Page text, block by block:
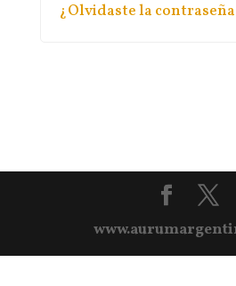
¿Olvidaste la